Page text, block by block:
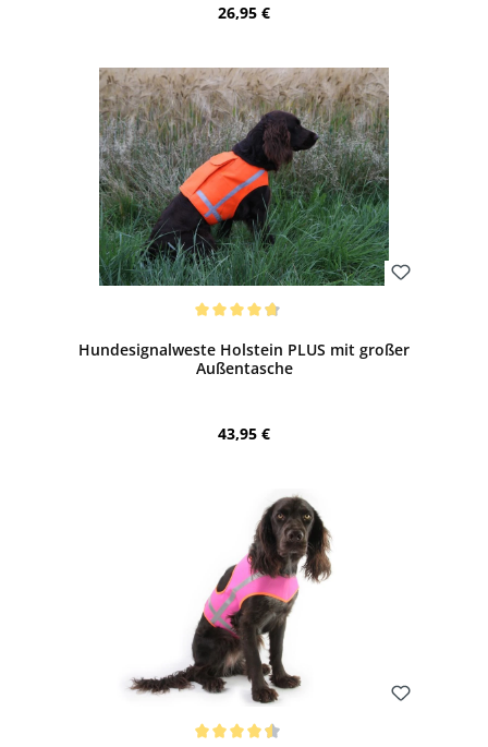
Regulärer Preis:
26,95 €
Hundesignalweste Holstein PLUS mit großer
Außentasche
Regulärer Preis:
43,95 €